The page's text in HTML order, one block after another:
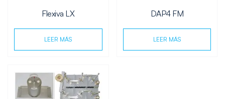
Flexiva LX
LEER MÁS
DAP4 FM
LEER MÁS